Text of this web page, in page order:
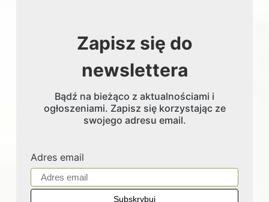
Zapisz się do
newslettera
Bądź na bieżąco z aktualnościami i
ogłoszeniami. Zapisz się korzystając ze
swojego adresu email.
Adres email